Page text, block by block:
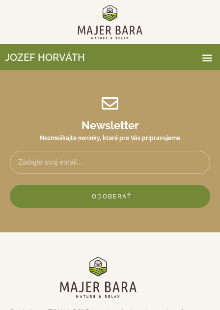
JOZEF HORVÁTH
Newsletter
Nezmeškajte novinky, ktoré pre Vás pripravujeme
ODOBERAŤ